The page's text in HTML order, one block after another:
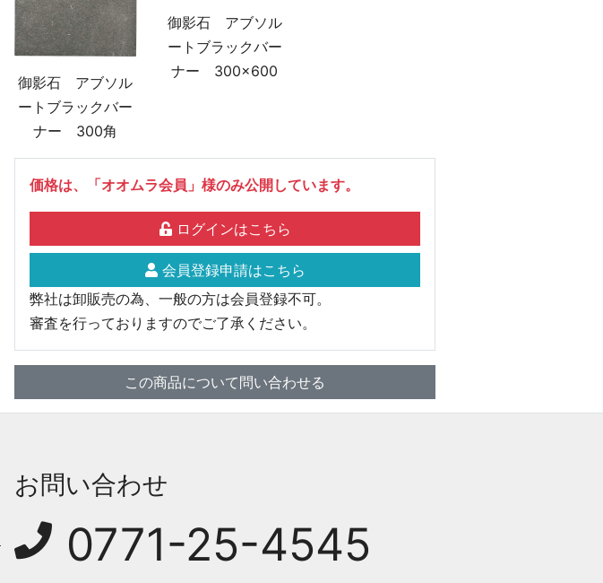
御影石 アブソル
ートブラックバー
ナー 300角
御影石 アブソル
ートブラックバー
ナー 300×600
価格は、「オオムラ会員」様のみ公開しています。
ログインはこちら
会員登録申請はこちら
弊社は卸販売の為、一般の方は会員登録不可。
審査を行っておりますのでご了承ください。
この商品について問い合わせる
お問い合わせ
0771-25-4545